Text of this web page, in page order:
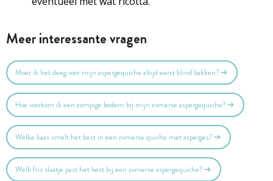
Meer interessante vragen
Moet ik het deeg voor mijn aspergequiche altijd eerst blind bakken?
Hoe voorkom ik een zompige bodem bij mijn zomerse aspergequiche?
Welke kaas smelt het best in een zomerse quiche met asperges?
Welk fris slaatje past het best bij een zomerse aspergequiche?